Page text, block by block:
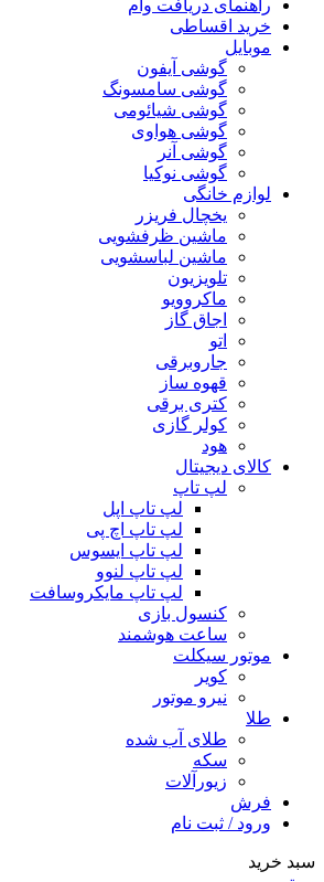
راهنمای دریافت وام
خرید اقساطی
موبایل
گوشی آیفون
گوشی سامسونگ
گوشی شیائومی
گوشی هواوی
گوشی آنر
گوشی نوکیا
لوازم خانگی
یخچال فریزر
ماشین ظرفشویی
ماشین لباسشویی
تلویزیون
ماکروویو
اجاق گاز
اتو
جاروبرقی
قهوه ساز
کتری برقی
کولر گازی
هود
کالای دیجیتال
لپ تاپ
لپ تاپ اپل
لپ تاپ اچ پی
لپ تاپ ایسوس
لپ تاپ لنوو
لپ تاپ مایکروسافت
کنسول بازی
ساعت هوشمند
موتور سیکلت
کویر
نیرو موتور
طلا
طلای آب شده
سکه
زیورآلات
فرش
ورود / ثبت نام
سبد خرید